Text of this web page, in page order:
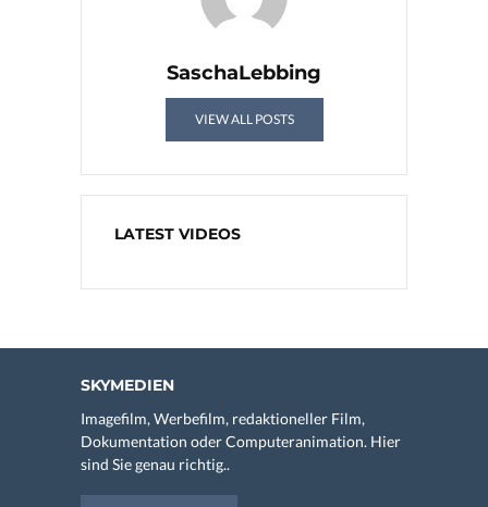
SaschaLebbing
VIEW ALL POSTS
LATEST VIDEOS
SKYMEDIEN
Imagefilm, Werbefilm, redaktioneller Film,
Dokumentation oder Computeranimation. Hier
sind Sie genau richtig..